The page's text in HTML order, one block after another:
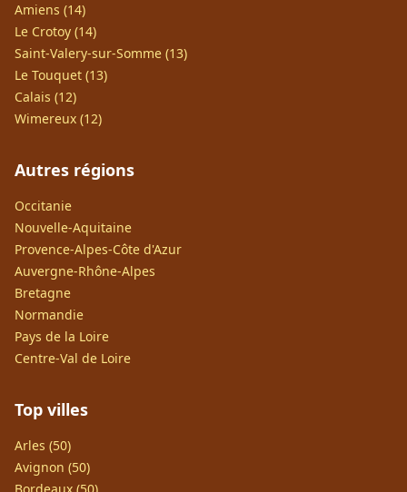
Amiens (14)
Le Crotoy (14)
Saint-Valery-sur-Somme (13)
Le Touquet (13)
Calais (12)
Wimereux (12)
Autres régions
Occitanie
Nouvelle-Aquitaine
Provence-Alpes-Côte d'Azur
Auvergne-Rhône-Alpes
Bretagne
Normandie
Pays de la Loire
Centre-Val de Loire
Top villes
Arles (50)
Avignon (50)